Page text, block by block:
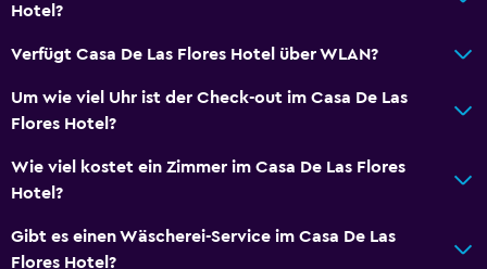
Hotel?
Verfügt Casa De Las Flores Hotel über WLAN?
Um wie viel Uhr ist der Check-out im Casa De Las
Flores Hotel?
Wie viel kostet ein Zimmer im Casa De Las Flores
Hotel?
Gibt es einen Wäscherei-Service im Casa De Las
Flores Hotel?